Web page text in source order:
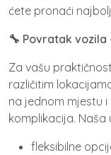
ćete pronaći
🔧 Povratak
Za vašu
različitim
na jednom mjestu
komplikacija.
fleksibilne